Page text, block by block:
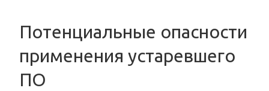
Потенциальные опасности
применения устаревшего
ПО